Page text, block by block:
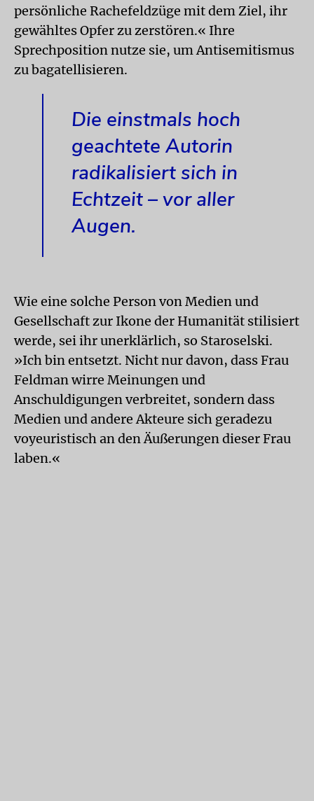
persönliche Rachefeldzüge mit dem Ziel, ihr
gewähltes Opfer zu zerstören.« Ihre
Sprechposition nutze sie, um Antisemitismus
zu bagatellisieren.
Die einstmals hoch
geachtete Autorin
radikalisiert sich in
Echtzeit – vor aller
Augen.
Wie eine solche Person von Medien und
Gesellschaft zur Ikone der Humanität stilisiert
werde, sei ihr unerklärlich, so Staroselski.
»Ich bin entsetzt. Nicht nur davon, dass Frau
Feldman wirre Meinungen und
Anschuldigungen verbreitet, sondern dass
Medien und andere Akteure sich geradezu
voyeuristisch an den Äußerungen dieser Frau
laben.«